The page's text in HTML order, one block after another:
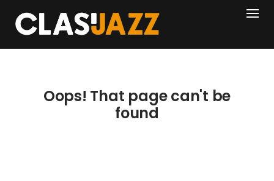
content
404
Oops! That page can't be
found